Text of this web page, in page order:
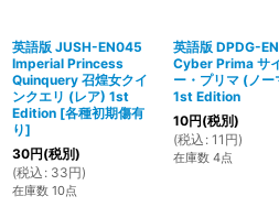
英語版 JUSH-EN045
Imperial Princess
Quinquery 召煌女クイ
ンクエリ (レア) 1st
Edition [各種初期傷有
り]
30円(税別)
(税込 : 33円)
在庫数 10点
英語版 DPDG-
Cyber Prima サ
ー・プリマ (ノー
1st Edition
10円(税別)
(税込 : 11 円)
在庫数 4点